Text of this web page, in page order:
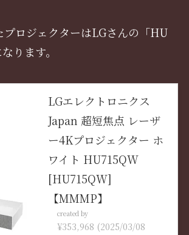
プロジェクターはLGさんの「HU
ります。
LGエレクトロニクス
Japan 超短焦点 レーザ
ー4Kプロジェクター ホ
ワイト HU715QW
[HU715QW]
【MMMP】
created by
¥353,968 (2025/03/08